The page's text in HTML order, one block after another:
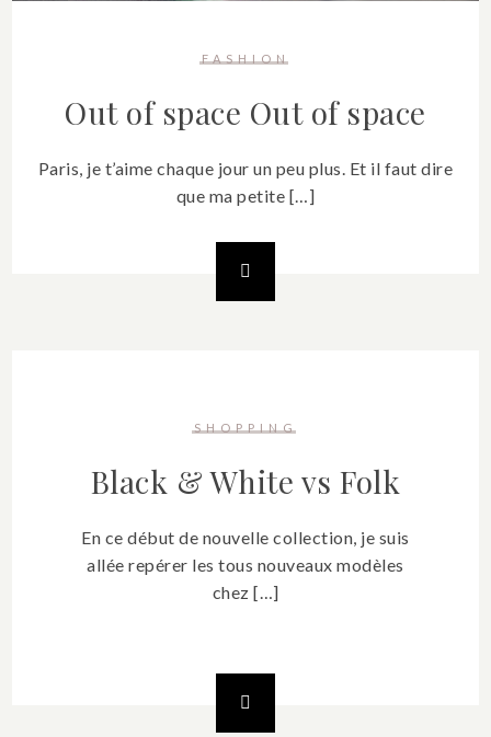
FASHION
Out of space Out of space
Paris, je t’aime chaque jour un peu plus. Et il faut dire
que ma petite […]
SHOPPING
Black & White vs Folk
En ce début de nouvelle collection, je suis
allée repérer les tous nouveaux modèles
chez […]